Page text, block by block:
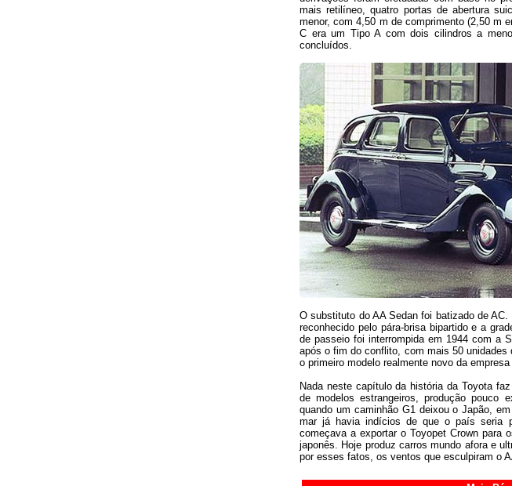
mais retilíneo, quatro portas de abertura
menor, com 4,50 m de comprimento (2,50 m
C era um Tipo A com dois cilindros a
concluídos.
O substituto do AA Sedan foi batizado de
reconhecido pelo pára-brisa bipartido e a
de passeio foi interrompida em 1944 com a
após o fim do conflito, com mais 50
o primeiro modelo realmente novo da
Nada neste capítulo da história da Toyota
de modelos estrangeiros, produção pouco
quando um caminhão G1 deixou o Japão,
mar já havia indícios de que o país seria
começava a exportar o Toyopet Crown para
japonês. Hoje produz carros mundo afora e
por esses fatos, os ventos que esculpiram o